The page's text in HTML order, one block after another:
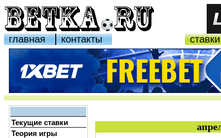
главная контакты ставки
Текущие ставки
Теория игры